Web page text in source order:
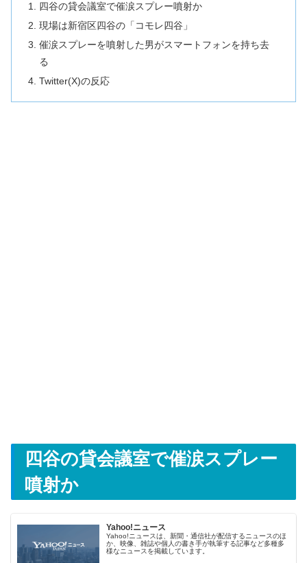
四谷の貸会議室で催涙スプレー噴射か
現場は新宿区四谷の「コモレ四谷」
催涙スプレーを噴射した男がスマートフォンを持ち去
る
Twitter(X)の反応
四谷の貸会議室で催涙スプレー
噴射か
Yahoo!ニュース
Yahoo!ニュースは、新聞・通信社が配信するニュースのほ
か、映像、雑誌や個人の書き手が執筆する記事など多種多
様なニュースを掲載しています。